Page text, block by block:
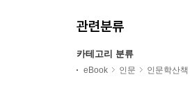
관련분류
카테고리 분류
eBook 인문 인문학산책